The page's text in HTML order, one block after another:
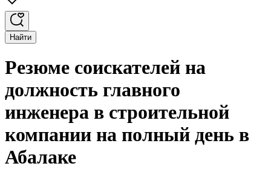
Найти
Резюме соискателей на
должность главного
инженера в строительной
компании на полный день в
Абалаке